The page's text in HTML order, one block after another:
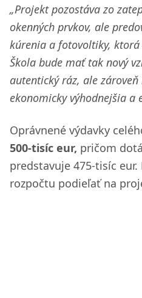
„Projekt pozostáva zo
okenných prvkov, ale
kúrenia a fotovoltiky,
Škola bude mať tak nový
autentický ráz, ale
ekonomicky výhodnejšia a
Oprávnené výdavky
500-tisíc eur, pričom
predstavuje 475-tisíc
rozpočtu podieľať na